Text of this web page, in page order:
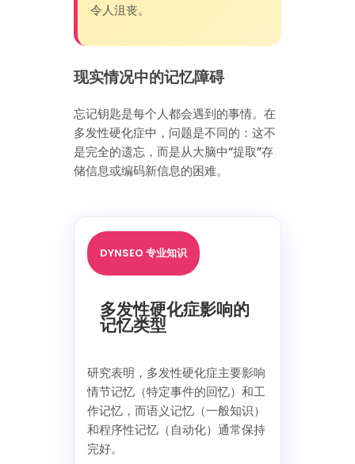
令人沮丧。
现实情况中的记忆障碍
忘记钥匙是每个人都会遇到的事情。在
多发性硬化症中，问题是不同的：这不
是完全的遗忘，而是从大脑中“提取”存
储信息或编码新信息的困难。
DYNSEO 专业知识
多发性硬化症影响的
记忆类型
研究表明，多发性硬化症主要影响
情节记忆（特定事件的回忆）和工
作记忆，而语义记忆（一般知识）
和程序性记忆（自动化）通常保持
完好。